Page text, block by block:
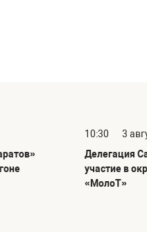
10:30
3
Делегация
участие в
«МолоТ»